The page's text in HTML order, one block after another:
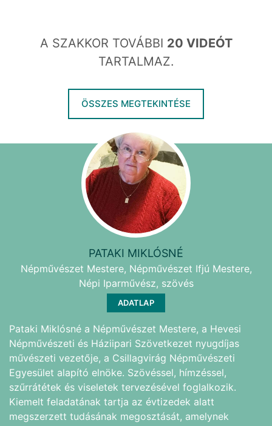
A SZAKKOR TOVÁBBI 20 VIDEÓT
TARTALMAZ.
ÖSSZES MEGTEKINTÉSE
PATAKI MIKLÓSNÉ
Népművészet Mestere, Népművészet Ifjú Mestere,
Népi Iparművész, szövés
ADATLAP
Pataki Miklósné a Népművészet Mestere, a Hevesi
Népművészeti és Háziipari Szövetkezet nyugdíjas
művészeti vezetője, a Csillagvirág Népművészeti
Egyesület alapító elnöke. Szövéssel, hímzéssel,
szűrrátétek és viseletek tervezésével foglalkozik.
Kiemelt feladatának tartja az évtizedek alatt
megszerzett tudásának megosztását, amelynek